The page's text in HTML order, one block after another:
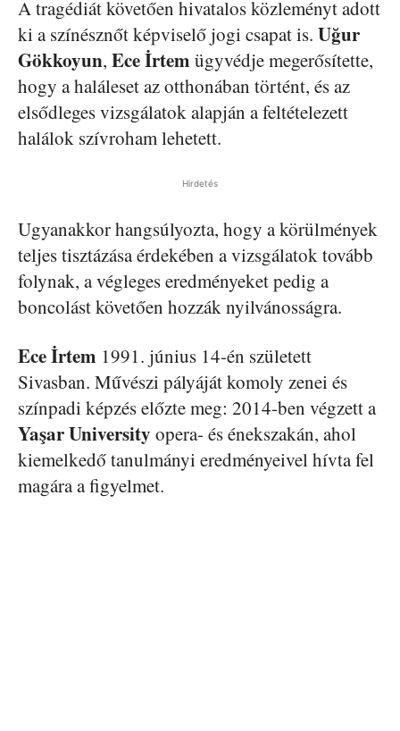
A tragédiát követően hivatalos közleményt adott
ki a színésznőt képviselő jogi csapat is. Uğur
Gökkoyun, Ece İrtem ügyvédje megerősítette,
hogy a haláleset az otthonában történt, és az
elsődleges vizsgálatok alapján a feltételezett
halálok szívroham lehetett.
Hirdetés
Ugyanakkor hangsúlyozta, hogy a körülmények
teljes tisztázása érdekében a vizsgálatok tovább
folynak, a végleges eredményeket pedig a
boncolást követően hozzák nyilvánosságra.
Ece İrtem 1991. június 14-én született
Sivasban. Művészi pályáját komoly zenei és
színpadi képzés előzte meg: 2014-ben végzett a
Yaşar University opera- és énekszakán, ahol
kiemelkedő tanulmányi eredményeivel hívta fel
magára a figyelmet.